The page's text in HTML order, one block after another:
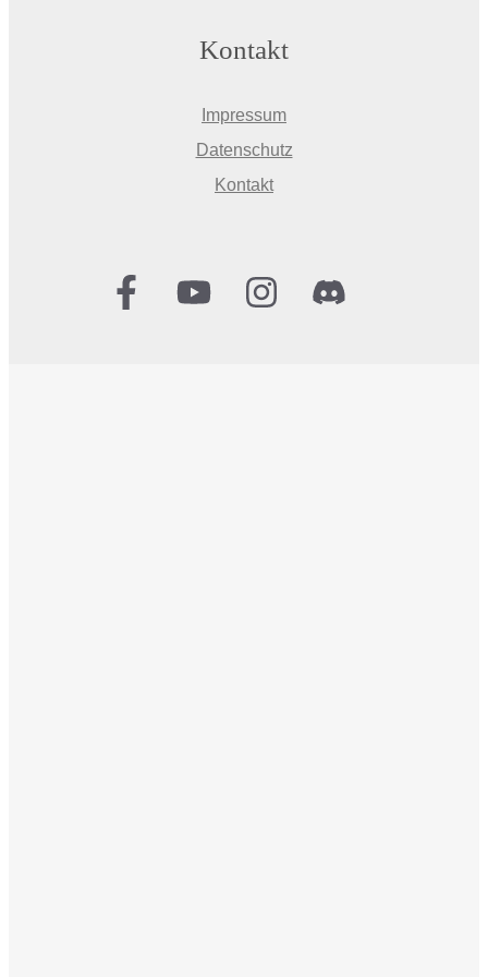
Kontakt
Impressum
Datenschutz
Kontakt